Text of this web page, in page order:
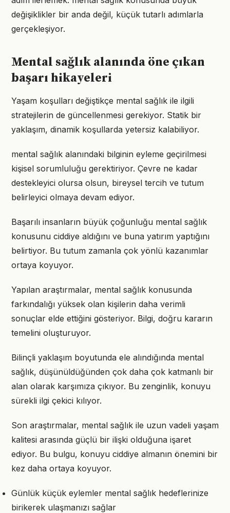
değişiklikler bir anda değil, küçük tutarlı adımlarla
gerçekleşiyor.
Mental sağlık alanında öne çıkan
başarı hikayeleri
Yaşam koşulları değiştikçe mental sağlık ile ilgili
stratejilerin de güncellenmesi gerekiyor. Statik bir
yaklaşım, dinamik koşullarda yetersiz kalabiliyor.
mental sağlık alanındaki bilginin eyleme geçirilmesi
kişisel sorumluluğu gerektiriyor. Çevre ne kadar
destekleyici olursa olsun, bireysel tercih ve tutum
belirleyici olmaya devam ediyor.
Başarılı insanların büyük çoğunluğu mental sağlık
konusunu ciddiye aldığını ve buna yatırım yaptığını
belirtiyor. Bu tutum zamanla çok yönlü kazanımlar
ortaya koyuyor.
Yapılan araştırmalar, mental sağlık konusunda
farkındalığı yüksek olan kişilerin daha verimli
sonuçlar elde ettiğini gösteriyor. Bilgi, doğru kararın
temelini oluşturuyor.
Bilinçli yaklaşım boyutunda ele alındığında mental
sağlık, düşünüldüğünden çok daha çok katmanlı bir
alan olarak karşımıza çıkıyor. Bu zenginlik, konuyu
sürekli ilgi çekici kılıyor.
Son araştırmalar, mental sağlık ile uzun vadeli yaşam
kalitesi arasında güçlü bir ilişki olduğuna işaret
ediyor. Bu bulgu, konuyu ciddiye almanın önemini bir
kez daha ortaya koyuyor.
Günlük küçük eylemler mental sağlık hedeflerinize
birikerek ulaşmanızı sağlar